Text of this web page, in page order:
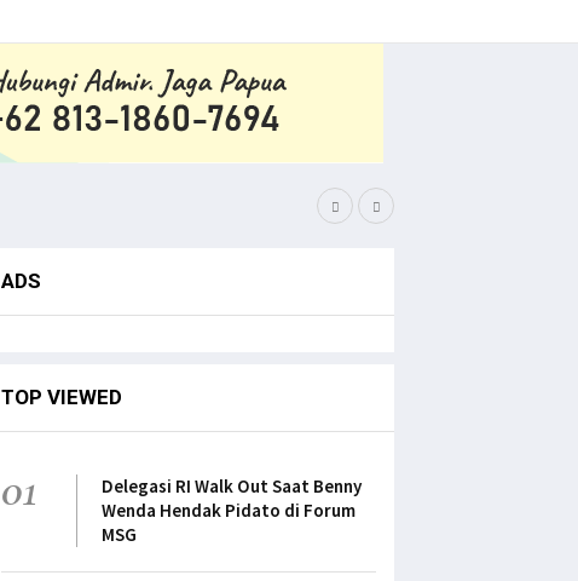
ADS
TOP VIEWED
01
Delegasi RI Walk Out Saat Benny
Wenda Hendak Pidato di Forum
MSG